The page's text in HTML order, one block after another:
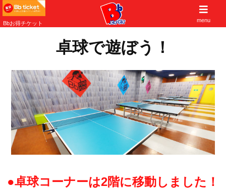
子供から大人まで遊べる大阪北摂の遊び場
卓球で遊ぼう！
●卓球コーナーは2階に移動しました！
Bbお得チケット
menu